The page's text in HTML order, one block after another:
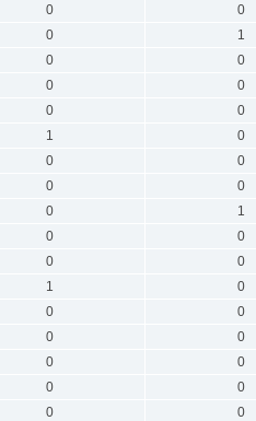
0 0
0 1
0 0
0 0
0 0
1 0
0 0
0 0
0 1
0 0
0 0
1 0
0 0
0 0
0 0
0 0
0 0